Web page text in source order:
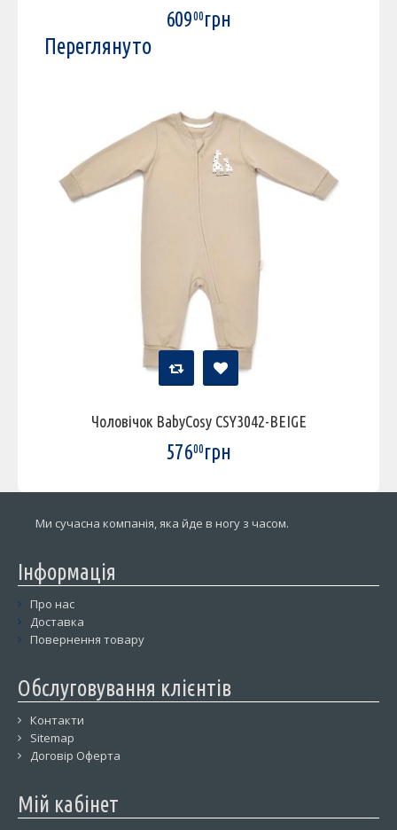
60900грн
Переглянуто
Чоловічок BabyCosy CSY3042-BEIGE
57600грн
Ми сучасна компанія, яка йде в ногу з часом.
Інформація
Про нас
Доставка
Повернення товару
Обслуговування клієнтів
Контакти
Sitemap
Договір Оферта
Мій кабінет